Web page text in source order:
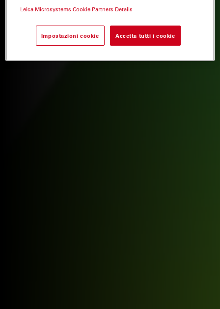
Leica Microsystems Cookie Partners Details
Impostazioni cookie Accetta tutti i cookie